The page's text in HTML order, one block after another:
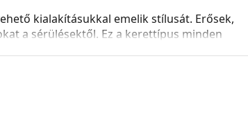
kialakításukkal emelik stílusát. Erősek,
a sérülésektől. Ez a kerettípus minden
Egyes modellekhez kendő helyett